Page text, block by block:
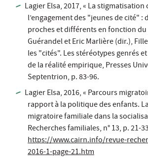
Lagier Elsa, 2017, « La
l’engagement des "jeunes de cité" :
proches et différents en fonction du
Guérandel et Eric Marlière (dir.),
les "cités". Les stéréotypes genrés
de la réalité empirique, Presses
Septentrion, p. 83-96.
Lagier Elsa, 2016, « Parcours
rapport à la politique des enfants.
migratoire familiale dans la
Recherches familiales, n° 13, p. 21-
https://www.cairn.info/revue-
2016-1-page-21.htm